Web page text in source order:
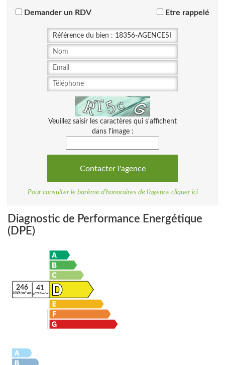
Demander un RDV Etre rappelé
Veuillez saisir les caractères qui s'affichent
dans l'image :
Pour consulter le barème d’honoraires de l’agence cliquer ici
Diagnostic de Performance Energétique
(DPE)
246
kWh/m².an
41
kgCO2/m².an